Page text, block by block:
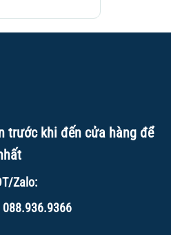
trước khi đến cửa hàng để
Zalo:
088.936.9366